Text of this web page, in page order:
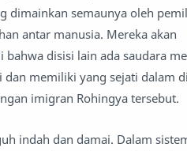
dimainkan semaunya oleh
antar manusia. Mereka akan
disisi lain ada saudara
dan memiliki yang sejati dalam
imigran Rohingya tersebut.
indah dan damai. Dalam